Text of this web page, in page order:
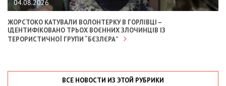
04.08.2026
ЖОРСТОКО КАТУВАЛИ ВОЛОНТЕРКУ В ГОРЛІВЦІ –
ІДЕНТИФІКОВАНО ТРЬОХ ВОЄННИХ ЗЛОЧИНЦІВ ІЗ
ТЕРОРИСТИЧНОЇ ГРУПИ “БЄЗЛЄРА”
ВСЕ НОВОСТИ ИЗ ЭТОЙ РУБРИКИ